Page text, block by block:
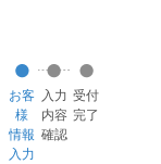
お客
様
情報
入力
入力
内容
確認
受付
完了